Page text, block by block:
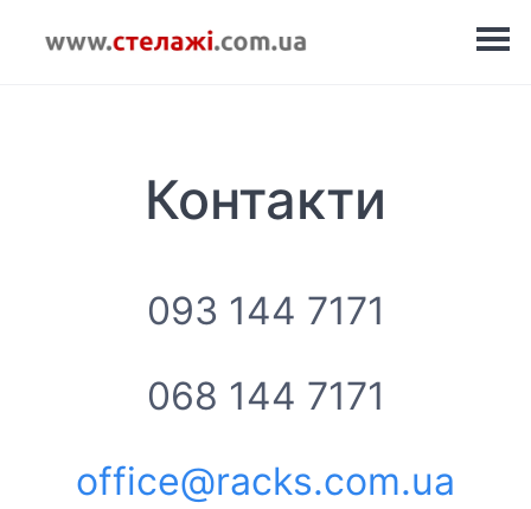
Контакти
093 144 7171
068 144 7171
office@racks.com.ua